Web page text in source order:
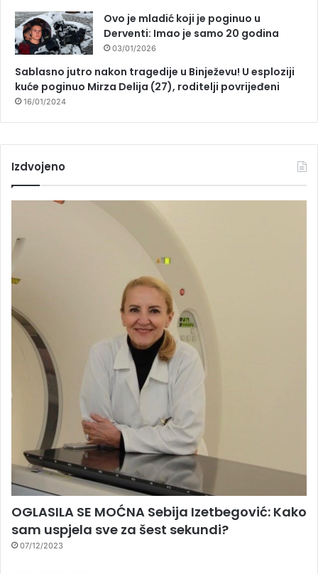
Ovo je mladić koji je poginuo u
Derventi: Imao je samo 20 godina
03/01/2026
Sablasno jutro nakon tragedije u Binježevu! U esploziji
kuće poginuo Mirza Delija (27), roditelji povrijeđeni
16/01/2024
Izdvojeno
OGLASILA SE MOĆNA Sebija Izetbegović: Kako
sam uspjela sve za šest sekundi?
07/12/2023